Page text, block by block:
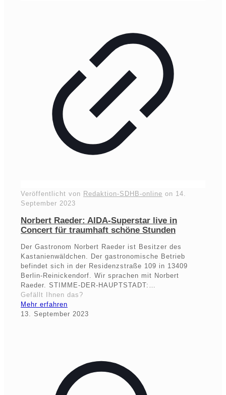
Veröffentlicht von Redaktion-SDHB-online on 14.
September 2023
Norbert Raeder: AIDA-Superstar live in
Concert für traumhaft schöne Stunden
Der Gastronom Norbert Raeder ist Besitzer des
Kastanienwäldchen. Der gastronomische Betrieb
befindet sich in der Residenzstraße 109 in 13409
Berlin-Reinickendorf. Wir sprachen mit Norbert
Raeder. STIMME-DER-HAUPTSTADT:…
Gefällt Ihnen das?
Mehr erfahren
13. September 2023